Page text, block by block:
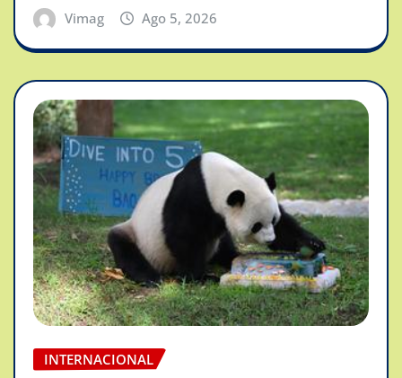
Vimag Ago 5, 2026
INTERNACIONAL